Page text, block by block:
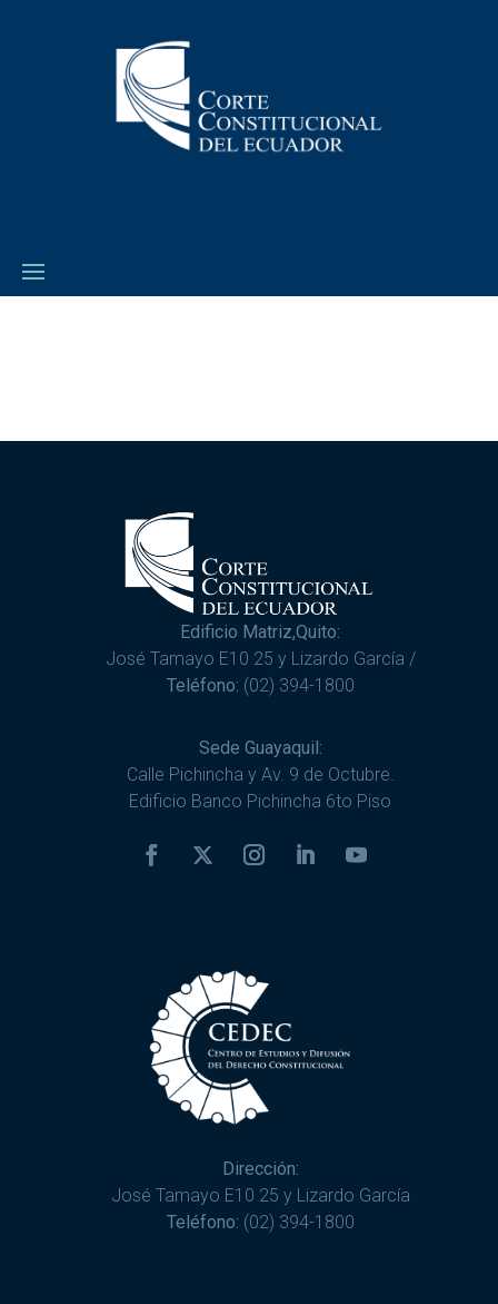
Edificio Matriz,Quito:
José Tamayo E10 25 y Lizardo García /
Teléfono: (02) 394-1800
Sede Guayaquil:
Calle Pichincha y Av. 9 de Octubre.
Edificio Banco Pichincha 6to Piso
Dirección:
José Tamayo E10 25 y Lizardo García
Teléfono: (02) 394-1800